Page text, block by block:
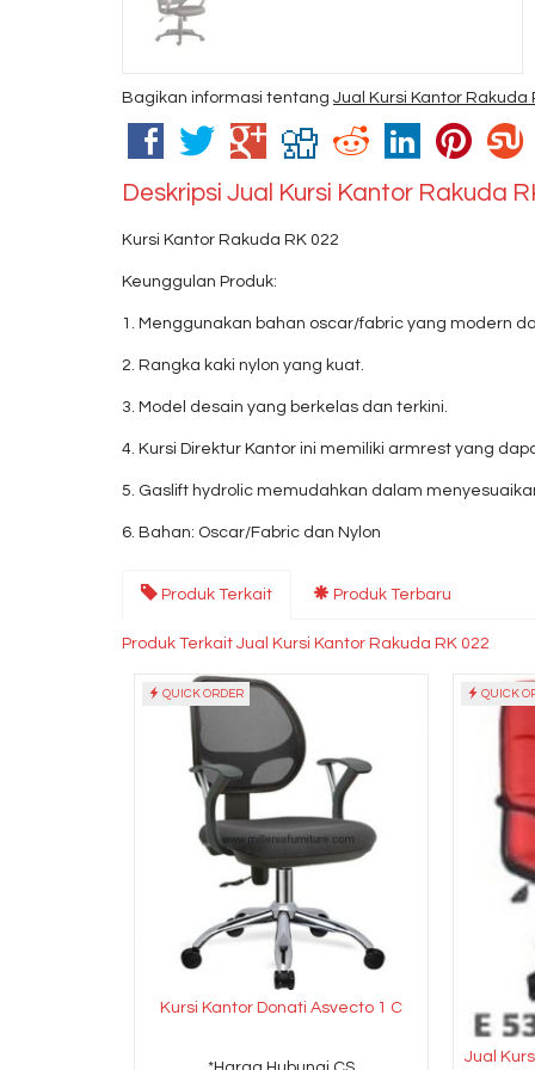
Bagikan informasi tentang Jual Kursi Kantor Rakuda
Deskripsi Jual Kursi Kantor Rakuda
Kursi Kantor Rakuda RK 022
Keunggulan Produk:
1. Menggunakan bahan oscar/fabric yang modern
2. Rangka kaki nylon yang kuat.
3. Model desain yang berkelas dan terkini.
4. Kursi Direktur Kantor ini memiliki armrest yang
5. Gaslift hydrolic memudahkan dalam
6. Bahan: Oscar/Fabric dan Nylon
Produk Terkait Produk Terbaru
Produk Terkait Jual Kursi Kantor Rakuda RK 022
QUICK ORDER
Kursi Kantor Donati Asvecto 1 C
QUICK
Jual